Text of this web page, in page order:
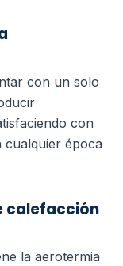
con un solo
con
cualquier época
calefacción
la aerotermia